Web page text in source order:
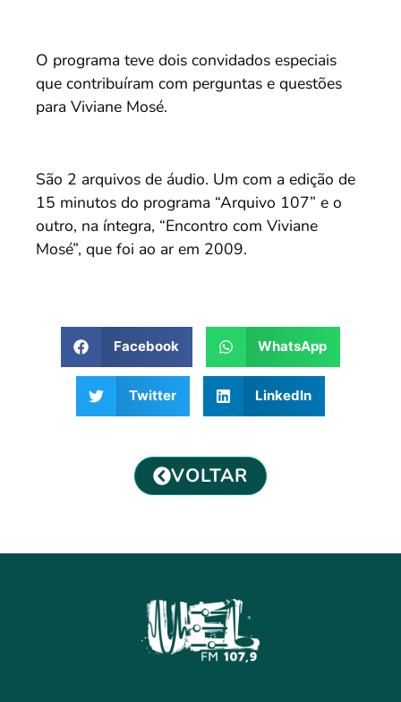
O programa teve dois convidados especiais
que contribuíram com perguntas e questões
para Viviane Mosé.
São 2 arquivos de áudio. Um com a edição de
15 minutos do programa “Arquivo 107” e o
outro, na íntegra, “Encontro com Viviane
Mosé”, que foi ao ar em 2009.
Facebook WhatsApp
Twitter LinkedIn
VOLTAR